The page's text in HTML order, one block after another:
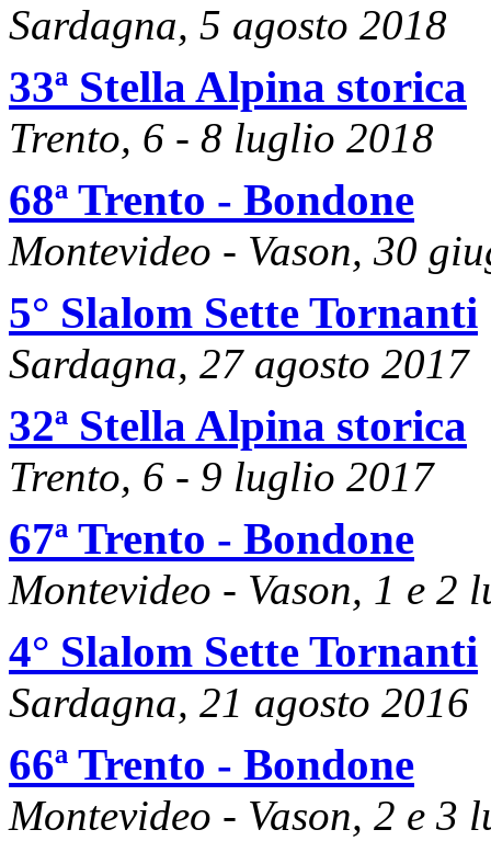
Sardagna, 5 agosto 2018
33ª Stella Alpina storica
Trento, 6 - 8 luglio 2018
68ª Trento - Bondone
Montevideo - Vason, 30
5° Slalom Sette Tornanti
Sardagna, 27 agosto 2017
32ª Stella Alpina storica
Trento, 6 - 9 luglio 2017
67ª Trento - Bondone
Montevideo - Vason, 1 e 2
4° Slalom Sette Tornanti
Sardagna, 21 agosto 2016
66ª Trento - Bondone
Montevideo - Vason, 2 e 3